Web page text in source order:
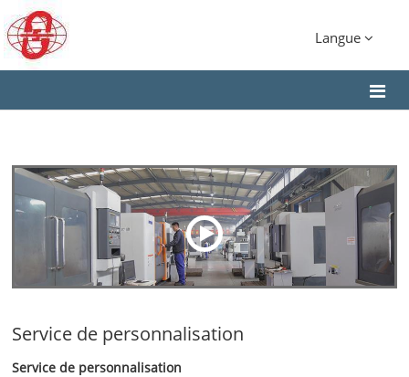
Langue
Service de personnalisation
Service de personnalisation